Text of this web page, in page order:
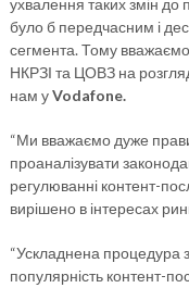
ухвалення таких змін до
було б передчасним і
сегмента. Тому вважаємо
НКРЗІ та ЦОВЗ на
нам уVodafone.
“Ми вважаємо дуже
проаналізувати
регулюванні контент-
вирішено в інтересах
“Ускладнена процедура
популярність контент-